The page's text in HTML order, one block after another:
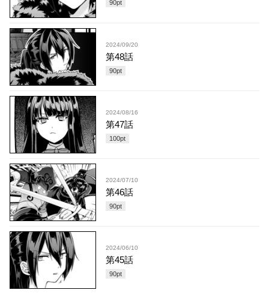
90pt
2024/09/20
第48話
90pt
2024/08/16
第47話
100pt
2024/07/10
第46話
90pt
2024/06/10
第45話
90pt